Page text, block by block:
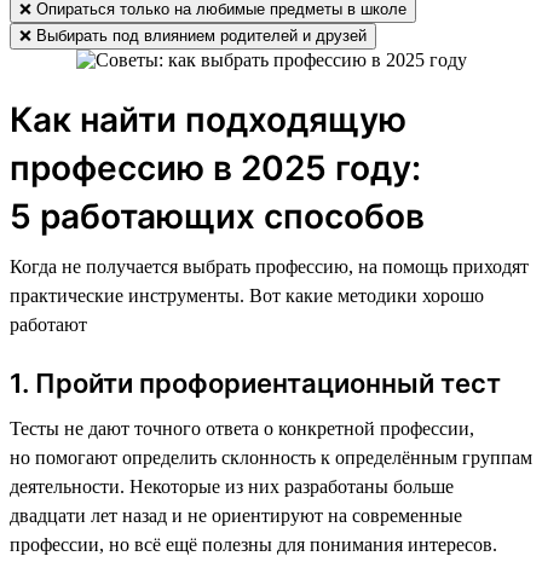
❌ Опираться только на любимые предметы в школе
❌ Выбирать под влиянием родителей и друзей
Как найти подходящую
профессию в 2025 году:
5 работающих способов
Когда не получается выбрать профессию, на помощь приходят
практические инструменты. Вот какие методики хорошо
работают
1. Пройти профориентационный тест
Тесты не дают точного ответа о конкретной профессии,
но помогают определить склонность к определённым группам
деятельности. Некоторые из них разработаны больше
двадцати лет назад и не ориентируют на современные
профессии, но всё ещё полезны для понимания интересов.